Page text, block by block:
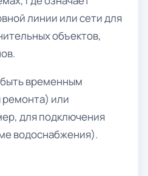
линии или сети для
объектов,
временным
или
для подключения
водоснабжения).